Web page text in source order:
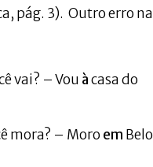
pág. 3). Outro erro na
vai? – Vou àcasa do
mora? – Moro em Belo